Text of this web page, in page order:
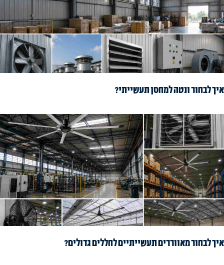
איך לבחור ונטה למחסן תעשייתי?
איך לבחור מאווררים תעשייתיים לחללים גדולים?